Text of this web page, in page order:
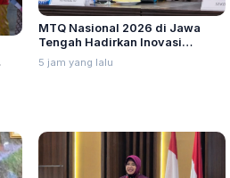
MTQ Nasional 2026 di Jawa
Tengah Hadirkan Inovasi
Perdana untuk Disabilitas dan
Dewan Hakim
5 jam yang lalu